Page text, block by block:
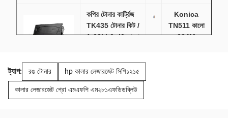
কপির টোনার কার্ট্রিজ
TK435 টোনার কিট /
1t02kh0nl0 কালো
Konica
TN511 কালো
024M
ট্যাগ: রঙ টোনার hp কালার লেজারজেট সিপি১২১৫
কালার লেজারজেট প্রো এমএফপি এম২৮১এফডিডব্লিউ